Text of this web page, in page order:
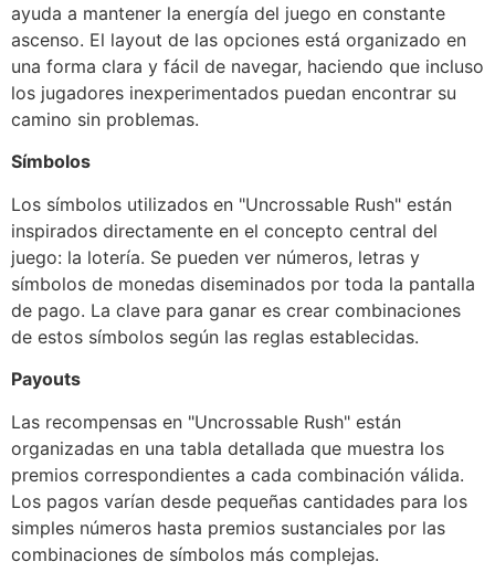
ayuda a mantener la energía del juego en constante
ascenso. El layout de las opciones está organizado en
una forma clara y fácil de navegar, haciendo que incluso
los jugadores inexperimentados puedan encontrar su
camino sin problemas.
Símbolos
Los símbolos utilizados en "Uncrossable Rush" están
inspirados directamente en el concepto central del
juego: la lotería. Se pueden ver números, letras y
símbolos de monedas diseminados por toda la pantalla
de pago. La clave para ganar es crear combinaciones
de estos símbolos según las reglas establecidas.
Payouts
Las recompensas en "Uncrossable Rush" están
organizadas en una tabla detallada que muestra los
premios correspondientes a cada combinación válida.
Los pagos varían desde pequeñas cantidades para los
simples números hasta premios sustanciales por las
combinaciones de símbolos más complejas.